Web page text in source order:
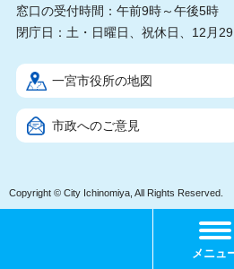
メニュ
窓口の受付時間：午前9時～午後5時
閉庁日：土・日曜日、祝休日、12月
一宮市役所の地図
市政へのご意見
Copyright © City Ichinomiya, All Rights Reserved.